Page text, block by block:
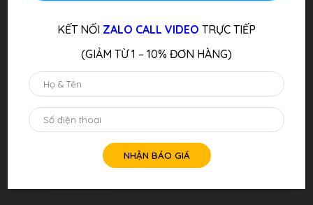
KẾT NỐI ZALO CALL VIDEO TRỰC TIẾP
(GIẢM TỪ 1 – 10% ĐƠN HÀNG)